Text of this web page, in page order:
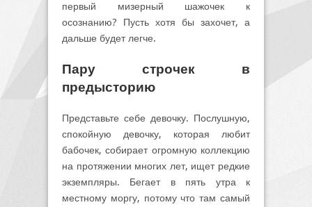
первый мизерный шажочек к
осознанию? Пусть хотя бы захочет, а
дальше будет легче.
Пару строчек в
предысторию
Представьте себе девочку. Послушную,
спокойную девочку, которая любит
бабочек, собирает огромную коллекцию
на протяжении многих лет, ищет редкие
экземпляры. Бегает в пять утра к
местному моргу, потому что там самый